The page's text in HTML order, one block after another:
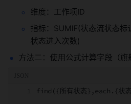
维度：工作项ID
指标：SUMIF(状态流状态标
状态进入次数)
方法二：使用公式计算字段（旗
find( { 所有状态 }, each. { 状